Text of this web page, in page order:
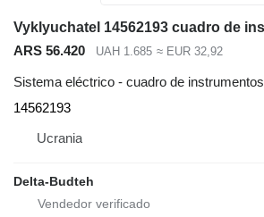
ARS 56.420 UAH 1.685 ≈ EUR 32,92
Sistema eléctrico - cuadro de instrumentos
14562193
Ucrania
Delta-Budteh